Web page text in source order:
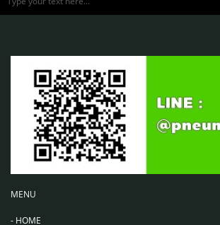
MENU
- HOME